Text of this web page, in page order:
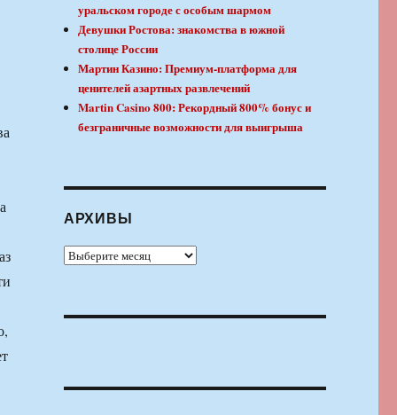
уральском городе с особым шармом
Девушки Ростова: знакомства в южной
столице России
Мартин Казино: Премиум-платформа для
ценителей азартных развлечений
Martin Casino 800: Рекордный 800% бонус и
безграничные возможности для выигрыша
АРХИВЫ
Архивы